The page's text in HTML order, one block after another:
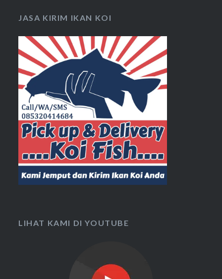
JASA KIRIM IKAN KOI
LIHAT KAMI DI YOUTUBE